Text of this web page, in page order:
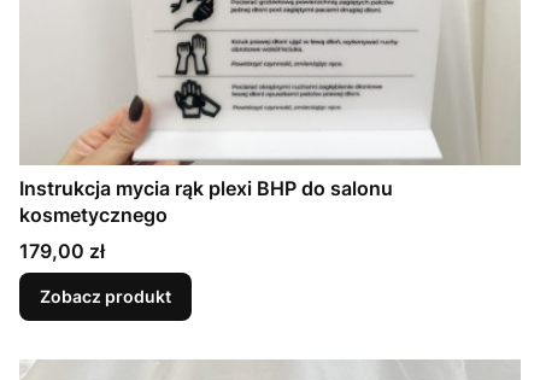
Instrukcja mycia rąk plexi BHP do salonu
kosmetycznego
Cena
179,00 zł
Zobacz produkt